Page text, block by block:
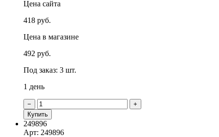
Цена сайта
418 руб.
Цена в магазине
492 руб.
Под заказ: 3 шт.
1 день
−
+
Купить
249896
Арт: 249896